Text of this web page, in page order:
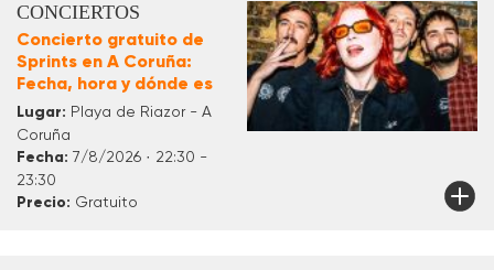
CONCIERTOS
Concierto gratuito de
Sprints en A Coruña:
Fecha, hora y dónde es
Lugar: Playa de Riazor - A
Coruña
Fecha: 7/8/2026 · 22:30 -
23:30
Precio: Gratuito